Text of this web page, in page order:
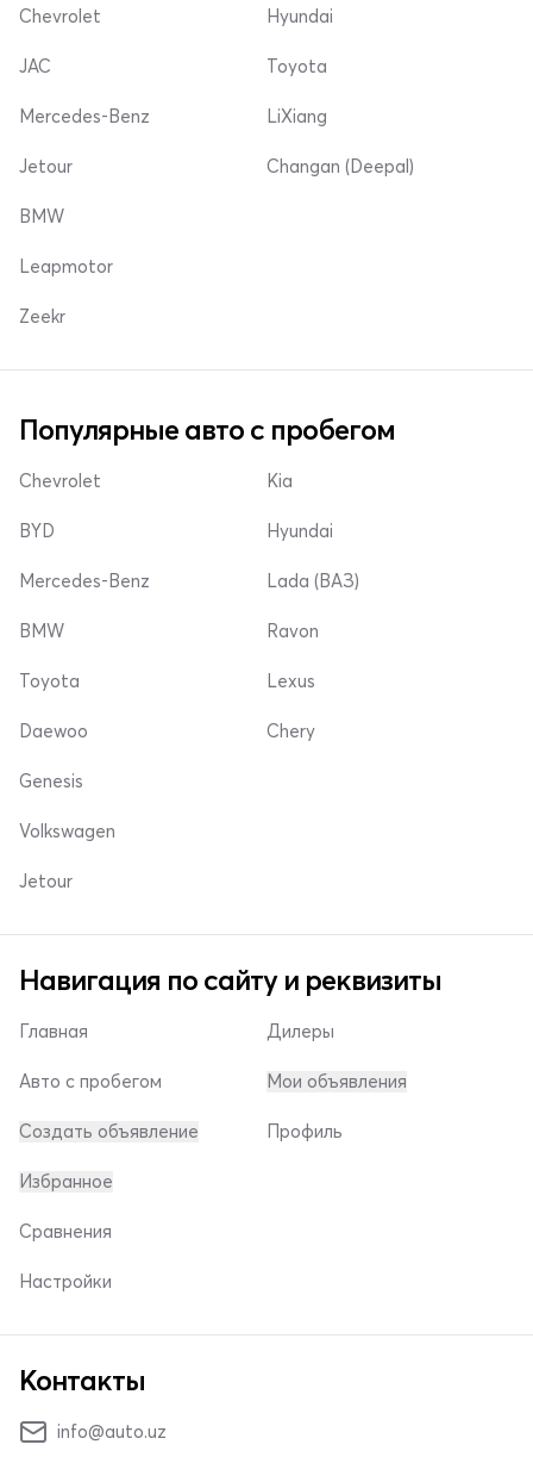
Chevrolet Hyundai
JAC
Mercedes-Benz
Jetour
Toyota
LiXiang
Changan (Deepal)
BMW
Leapmotor
Zeekr
Популярные авто с пробегом
Chevrolet
BYD
Mercedes-Benz
Kia
Hyundai
Lada (ВАЗ)
BMW
Toyota
Daewoo
Ravon
Lexus
Chery
Genesis
Volkswagen
Jetour
Навигация по сайту и реквизиты
Главная
Авто с пробегом
Создать объявление
Дилеры
Мои объявления
Профиль
Избранное
Сравнения
Настройки
Контакты
info@auto.uz